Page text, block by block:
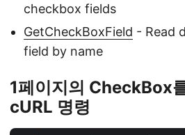
checkbox fields
GetCheckBoxField - Read
field by name
1페이지의 CheckBox
cURL 명령